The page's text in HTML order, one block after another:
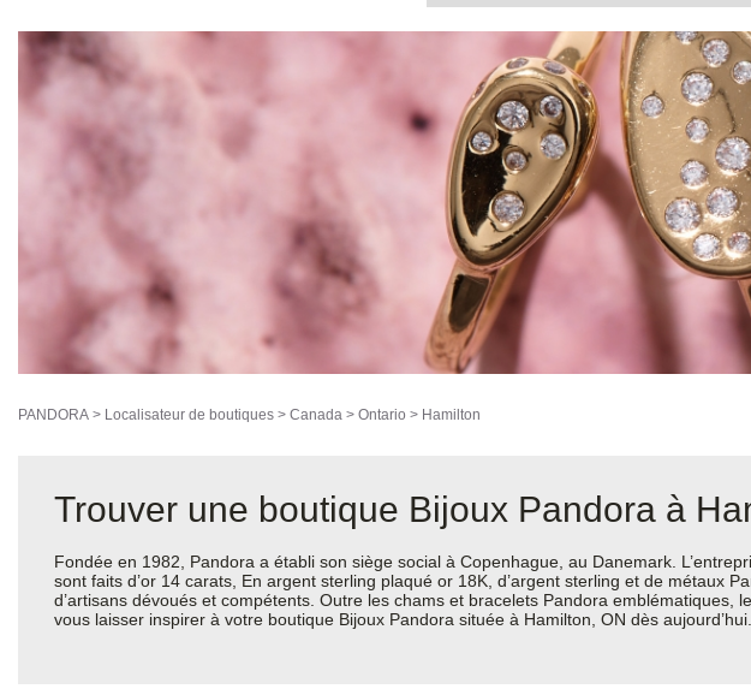
PANDORA > Localisateur de boutiques > Canada > Ontario > Hamilton
Trouver une boutique Bijoux Pandora à
Fondée en 1982, Pandora a établi son siège social à Copenhague, au Danemark.
sont faits d’or 14 carats, En argent sterling plaqué or 18K, d’argent sterling et de métaux
d’artisans dévoués et compétents. Outre les chams et bracelets Pandora
vous laisser inspirer à votre boutique Bijoux Pandora située à Hamilton, ON dès aujourd’hui.